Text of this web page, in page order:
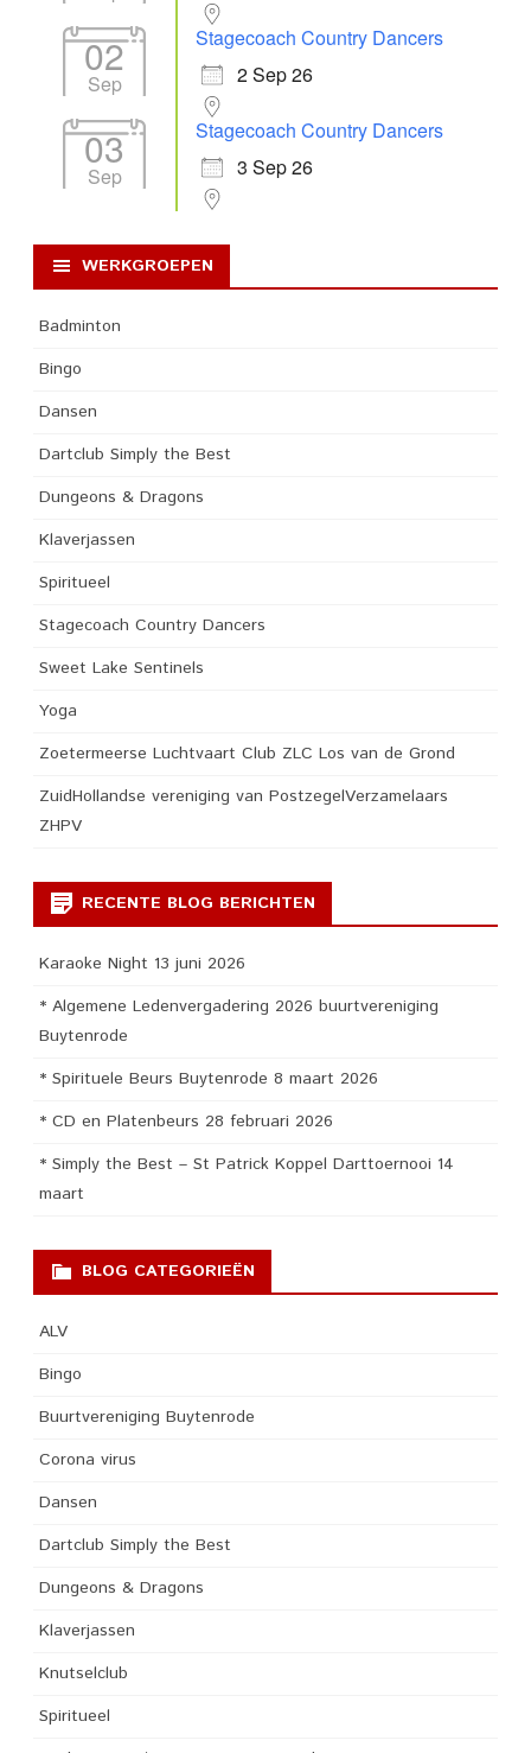
02
Sep
Stagecoach Country Dancers
2 Sep 26
03
Sep
Stagecoach Country Dancers
3 Sep 26
WERKGROEPEN
Badminton
Bingo
Dansen
Dartclub Simply the Best
Dungeons & Dragons
Klaverjassen
Spiritueel
Stagecoach Country Dancers
Sweet Lake Sentinels
Yoga
Zoetermeerse Luchtvaart Club ZLC Los van de Grond
ZuidHollandse vereniging van PostzegelVerzamelaars
ZHPV
RECENTE BLOG BERICHTEN
Karaoke Night 13 juni 2026
* Algemene Ledenvergadering 2026 buurtvereniging
Buytenrode
* Spirituele Beurs Buytenrode 8 maart 2026
* CD en Platenbeurs 28 februari 2026
* Simply the Best – St Patrick Koppel Darttoernooi 14
maart
BLOG CATEGORIEËN
ALV
Bingo
Buurtvereniging Buytenrode
Corona virus
Dansen
Dartclub Simply the Best
Dungeons & Dragons
Klaverjassen
Knutselclub
Spiritueel